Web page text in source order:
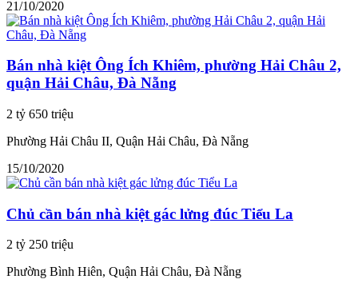
21/10/2020
Bán nhà kiệt Ông Ích Khiêm, phường Hải Châu 2,
quận Hải Châu, Đà Nẵng
2 tỷ 650 triệu
Phường Hải Châu II, Quận Hải Châu, Đà Nẵng
15/10/2020
Chủ cần bán nhà kiệt gác lửng đúc Tiểu La
2 tỷ 250 triệu
Phường Bình Hiên, Quận Hải Châu, Đà Nẵng